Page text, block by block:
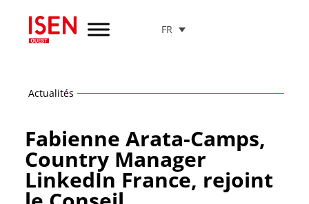
contenu
FR
Actualités
Fabienne Arata-Camps,
Country Manager
LinkedIn France, rejoint